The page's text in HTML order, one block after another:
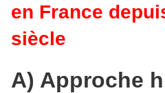
en France
siècle
A) Approche